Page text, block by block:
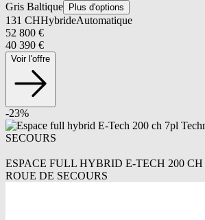
Gris Baltique Plus d'options
131 CHHybrideAutomatique
52 800 €
40 390 €
Voir l'offre
-23%
ESPACE FULL HYBRID E-TECH 200
ROUE DE SECOURS